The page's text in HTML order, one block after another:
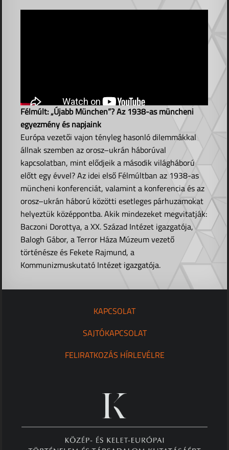
Félmúlt: „Újabb München”? Az 1938-as müncheni
egyezmény és napjaink
Európa vezetői vajon tényleg hasonló dilemmákkal
állnak szemben az orosz–ukrán háborúval
kapcsolatban, mint elődjeik a második világháború
előtt egy évvel? Az idei első Félmúltban az 1938-as
müncheni konferenciát, valamint a konferencia és az
orosz–ukrán háború közötti esetleges párhuzamokat
helyeztük középpontba. Akik mindezeket megvitatják:
Baczoni Dorottya, a XX. Század Intézet igazgatója,
Balogh Gábor, a Terror Háza Múzeum vezető
történésze és Fekete Rajmund, a
Kommunizmuskutató Intézet igazgatója.
KAPCSOLAT
SAJTÓKAPCSOLAT
FELIRATKOZÁS HÍRLEVÉLRE